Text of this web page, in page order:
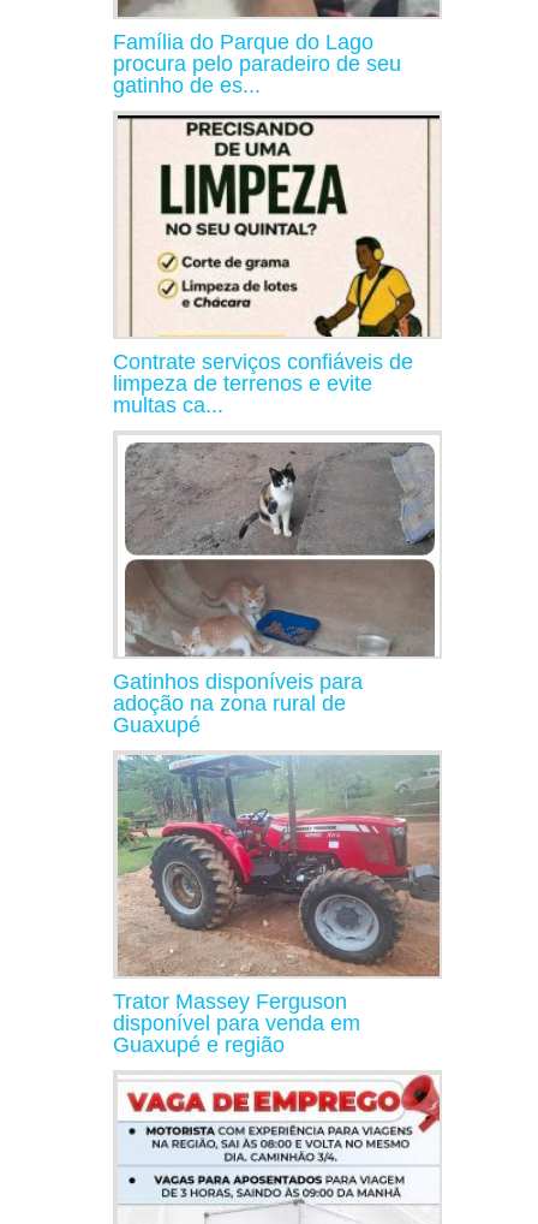
Família do Parque do Lago
procura pelo paradeiro de seu
gatinho de es...
Contrate serviços confiáveis de
limpeza de terrenos e evite
multas ca...
Gatinhos disponíveis para
adoção na zona rural de
Guaxupé
Trator Massey Ferguson
disponível para venda em
Guaxupé e região